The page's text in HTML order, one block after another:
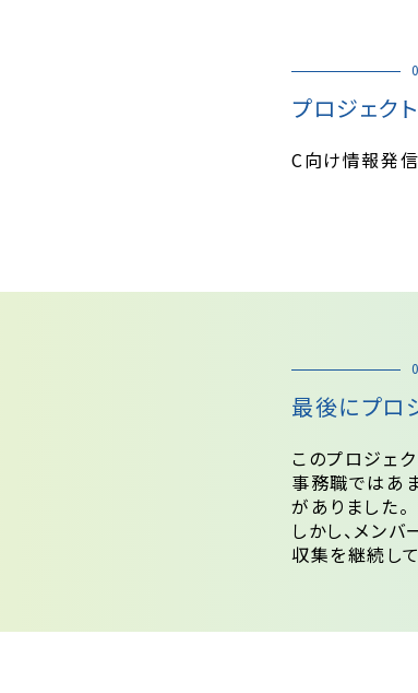
プロジェク
C向け情報発
最後にプロ
このプロジェ
事務職ではあ
がありました。
しかし、メン
収集を継続して